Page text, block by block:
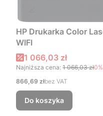
HP Drukarka Color LaserJet Pro 3202dw DUPLEX
WIFI
Cena promocyjna
1 066,03 zł
Najniższa cena: 1 066,03 zł0%
Cena
866,69 złbez VAT
Do koszyka